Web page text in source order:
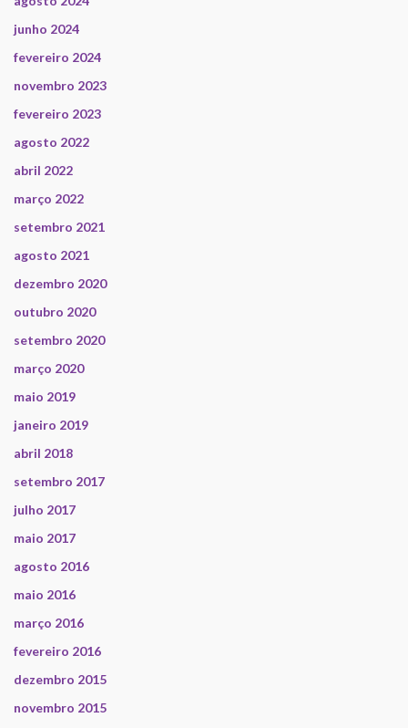
junho 2024
fevereiro 2024
novembro 2023
fevereiro 2023
agosto 2022
abril 2022
março 2022
setembro 2021
agosto 2021
dezembro 2020
outubro 2020
setembro 2020
março 2020
maio 2019
janeiro 2019
abril 2018
setembro 2017
julho 2017
maio 2017
agosto 2016
maio 2016
março 2016
fevereiro 2016
dezembro 2015
novembro 2015